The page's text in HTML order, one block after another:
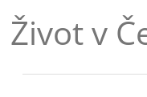
Život v